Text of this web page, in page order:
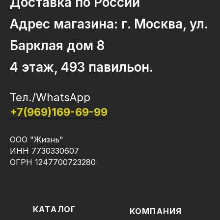
Адрес магазина: г. Москва, ул.
Барклая дом 8
4 этаж, 493 павильон.
Тел./WhatsApp
+7(969)169-69-99
ООО "Жизнь"
ИНН 7730330607
ОГРН 1247700723280
КАТАЛОГ КОМПАНИЯ